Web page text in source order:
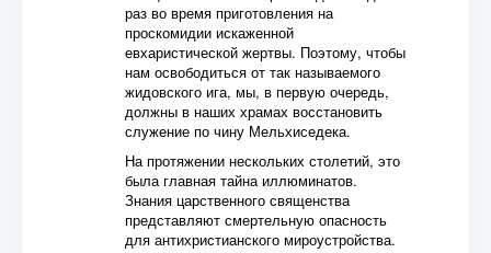
раз во время приготовления на
проскомидии искаженной
евхаристической жертвы. Поэтому, чтобы
нам освободиться от так называемого
жидовского ига, мы, в первую очередь,
должны в наших храмах восстановить
служение по чину Мельхиседека.
На протяжении нескольких столетий, это
была главная тайна иллюминатов.
Знания царственного священства
представляют смертельную опасность
для антихристианского мироустройства.